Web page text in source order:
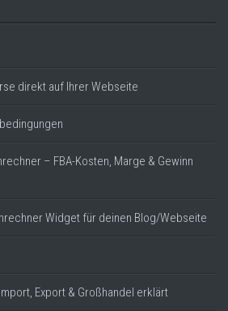
direkt auf Ihrer Webseite
– FBA-Kosten, Marge & Gewinn
Widget für deinen Blog/Webseite
Export & Großhandel erklärt